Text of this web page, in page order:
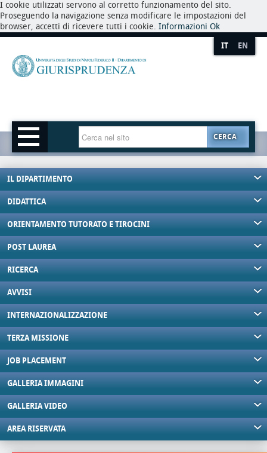
I cookie utilizzati servono al corretto funzionamento del sito.
Proseguendo la navigazione senza modificare le impostazioni del
browser, accetti di ricevere tutti i cookie. Informazioni Ok
IT EN
CERCA
IL DIPARTIMENTO
DIDATTICA
ORIENTAMENTO TUTORATO E TIROCINI
POST LAUREA
RICERCA
AVVISI
INTERNAZIONALIZZAZIONE
TERZA MISSIONE
JOB PLACEMENT
GALLERIA IMMAGINI
GALLERIA VIDEO
AREA RISERVATA